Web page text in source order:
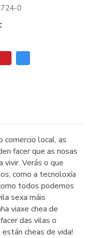
0
comercio local, as
facer que as nosas
vivir. Verás o que
como a tecnoloxía
todos podemos
sexa máis
viaxe chea de
das vilas o
cheas de vida!